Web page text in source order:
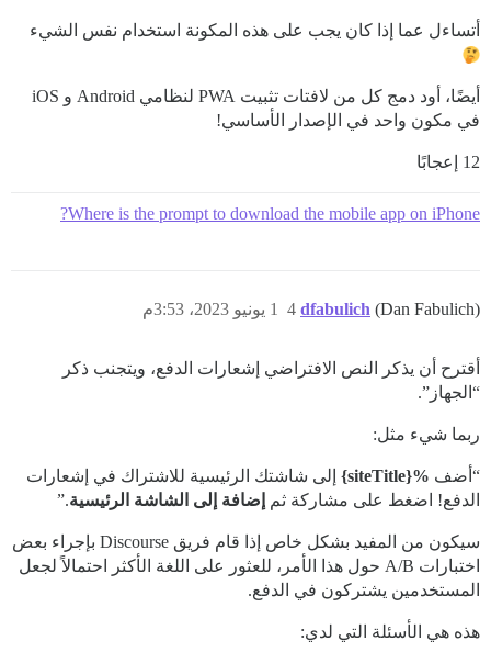
أتساءل عما إذا كان يجب على هذه المكونة استخدام نفس الشيء
أيضًا، أود دمج كل من لافتات تثبيت PWA لنظامي Android و iOS
في مكون واحد في الإصدار الأساسي!
12 إعجابًا
Where is the prompt to download the mobile app on iPhone?
dfabulich (Dan Fabulich) 1 يونيو 2023، 3:53م 4
أقترح أن يذكر النص الافتراضي إشعارات الدفع، ويتجنب ذكر
“الجهاز”.
ربما شيء مثل:
“أضف %{siteTitle}
إلى شاشتك الرئيسية للاشتراك في إشعارات
الدفع! اضغط على مشاركة ثم إضافة إلى الشاشة الرئيسية.”
سيكون من المفيد بشكل خاص إذا قام فريق Discourse بإجراء بعض
اختبارات A/B حول هذا الأمر، للعثور على اللغة الأكثر احتمالاً لجعل
المستخدمين يشتركون في الدفع.
هذه هي الأسئلة التي لدي: